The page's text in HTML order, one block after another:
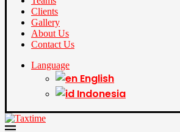
Clients
Gallery
About Us
Contact Us
Language
English
Indonesia